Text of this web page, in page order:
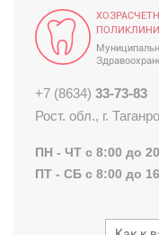
+7 (8634) 33-73-83
Рост. обл., г.
ПН - ЧТ с 8:00 до
ПТ - СБ с 8:00 до